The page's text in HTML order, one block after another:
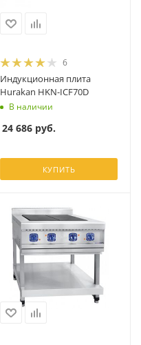
6
Индукционная плита
Hurakan HKN-ICF70D
В наличии
24 686 руб.
КУПИТЬ